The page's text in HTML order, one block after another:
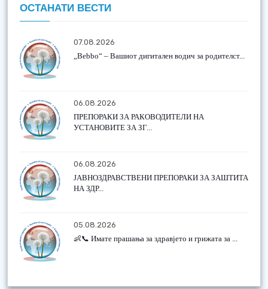
ОСТАНАТИ ВЕСТИ
07.08.2026
„Bebbo“ – Вашиот дигитален водич за родителст...
06.08.2026
ПРЕПОРАКИ ЗА РАКОВОДИТЕЛИ НА
УСТАНОВИТЕ ЗА ЗГ...
06.08.2026
ЈАВНОЗДРАВСТВЕНИ ПРЕПОРАКИ ЗА ЗАШТИТА
НА ЗДР...
05.08.2026
👶📞 Имате прашања за здравјето и грижата за ...